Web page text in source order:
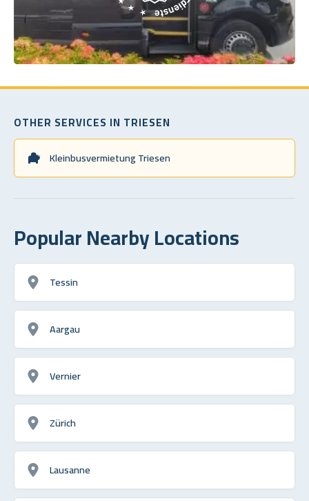
OTHER SERVICES IN TRIESEN
Kleinbusvermietung Triesen
Popular Nearby Locations
Tessin
Aargau
Vernier
Zürich
Lausanne